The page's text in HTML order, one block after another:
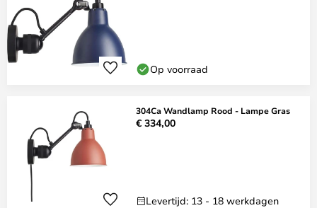
Op voorraad
304Ca Wandlamp Rood - Lampe Gras
€ 334,00
Levertijd: 13 - 18 werkdagen